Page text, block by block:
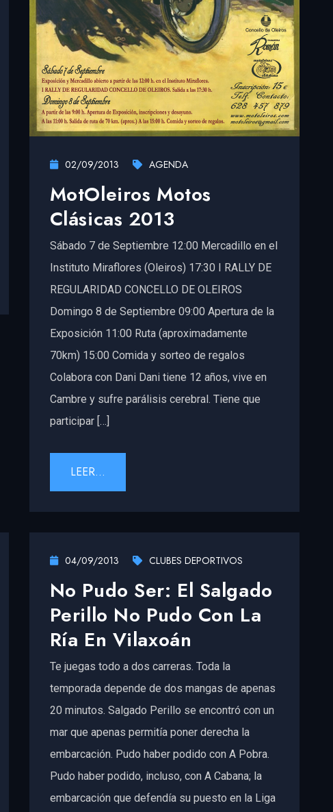
02/09/2013 AGENDA
MotOleiros Motos
Clásicas 2013
Sábado 7 de Septiembre 12:00 Mercadillo en el
Instituto Miraflores (Oleiros) 17:30 I RALLY DE
REGULARIDAD CONCELLO DE OLEIROS
Domingo 8 de Septiembre 09:00 Apertura de la
Exposición 11:00 Ruta (aproximadamente
70km) 15:00 Comida y sorteo de regalos
Colabora con Dani Dani tiene 12 años, vive en
Cambre y sufre parálisis cerebral. Tiene que
participar […]
LEER...
04/09/2013 CLUBES DEPORTIVOS
No Pudo Ser: El Salgado
Perillo No Pudo Con La
Ría En Vilaxoán
Te juegas todo a dos carreras. Toda la
temporada depende de dos mangas de apenas
20 minutos. Salgado Perillo se encontró con un
mar que apenas permitía poner derecha la
embarcación. Pudo haber podido con A Pobra.
Pudo haber podido, incluso, con A Cabana; la
embarcación que defendía su puesto en la Liga